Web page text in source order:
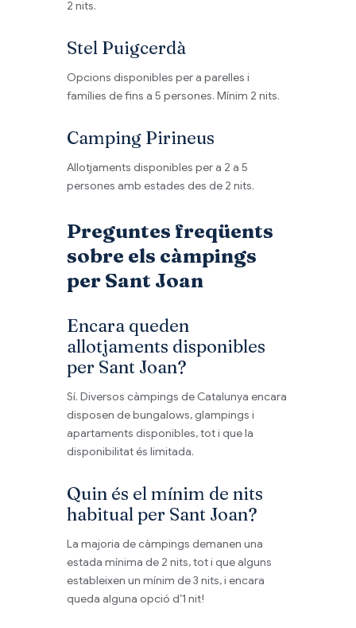
2 nits.
Stel Puigcerdà
Opcions disponibles per a parelles i
famílies de fins a 5 persones. Mínim 2 nits.
Camping Pirineus
Allotjaments disponibles per a 2 a 5
persones amb estades des de 2 nits.
Preguntes freqüents
sobre els càmpings
per Sant Joan
Encara queden
allotjaments disponibles
per Sant Joan?
Sí. Diversos càmpings de Catalunya encara
disposen de bungalows, glampings i
apartaments disponibles, tot i que la
disponibilitat és limitada.
Quin és el mínim de nits
habitual per Sant Joan?
La majoria de càmpings demanen una
estada mínima de 2 nits, tot i que alguns
estableixen un mínim de 3 nits, i encara
queda alguna opció d’1 nit!